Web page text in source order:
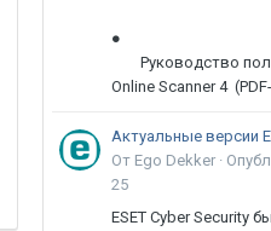
●
Руководство
Online Scanner 4
От Ego Dekker ·
25
ESET Cyber Security